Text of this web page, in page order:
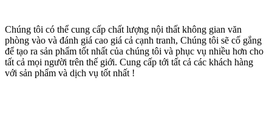
Chúng tôi có thể cung cấp chất lượng nội thất không gian văn
phòng vào và đánh giá cao giá cả cạnh tranh, Chúng tôi sẽ cố gắng
để tạo ra sản phẩm tốt nhất của chúng tôi và phục vụ nhiều hơn cho
tất cả mọi người trên thế giới. Cung cấp tới tất cả các khách hàng
với sản phẩm và dịch vụ tốt nhất !